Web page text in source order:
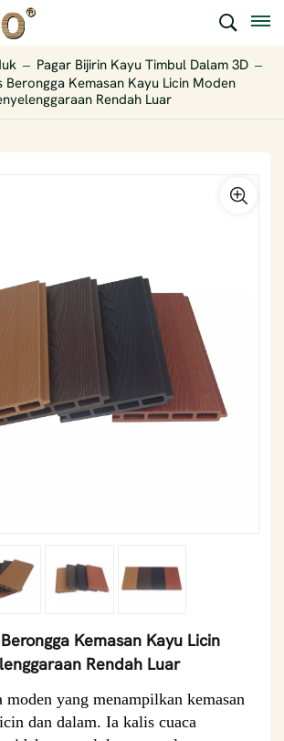
Pagar Bijirin Kayu Timbul Dalam 3D
Berongga Kemasan Kayu Licin Moden
Rendah Luar
Kemasan Kayu Licin
Rendah Luar
moden yang menampilkan kemasan
dan dalam. Ia kalis cuaca